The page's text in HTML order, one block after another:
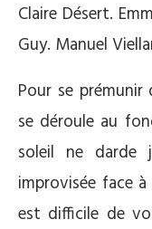
Claire Désert.
Guy. Manuel
Pour se
se déroule au
soleil ne darde
improvisée face
est difficile de